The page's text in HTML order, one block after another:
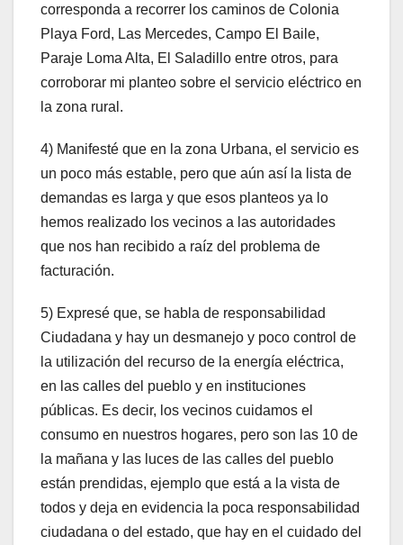
corresponda a recorrer los caminos de Colonia
Playa Ford, Las Mercedes, Campo El Baile,
Paraje Loma Alta, El Saladillo entre otros, para
corroborar mi planteo sobre el servicio eléctrico en
la zona rural.
4) Manifesté que en la zona Urbana, el servicio es
un poco más estable, pero que aún así la lista de
demandas es larga y que esos planteos ya lo
hemos realizado los vecinos a las autoridades
que nos han recibido a raíz del problema de
facturación.
5) Expresé que, se habla de responsabilidad
Ciudadana y hay un desmanejo y poco control de
la utilización del recurso de la energía eléctrica,
en las calles del pueblo y en instituciones
públicas. Es decir, los vecinos cuidamos el
consumo en nuestros hogares, pero son las 10 de
la mañana y las luces de las calles del pueblo
están prendidas, ejemplo que está a la vista de
todos y deja en evidencia la poca responsabilidad
ciudadana o del estado, que hay en el cuidado del